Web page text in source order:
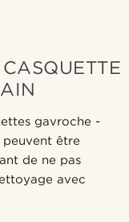
gavroche -
être
de ne pas
avec